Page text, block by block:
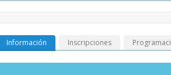
Información Inscripciones